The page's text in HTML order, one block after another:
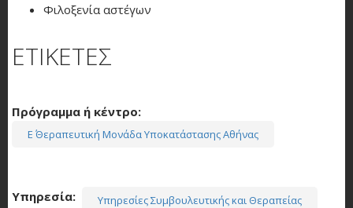
Φιλοξενία αστέγων
ΕΤΙΚΕΤΕΣ
Πρόγραμμα ή κέντρο
Ε΄ Θεραπευτική Μονάδα Υποκατάστασης Αθήνας
Υπηρεσία Υπηρεσίες Συμβουλευτικής και Θεραπείας